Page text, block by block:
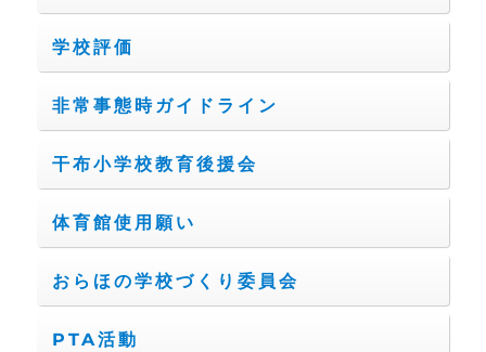
学校評価
非常事態時ガイドライン
干布小学校教育後援会
体育館使用願い
おらほの学校づくり委員会
PTA活動